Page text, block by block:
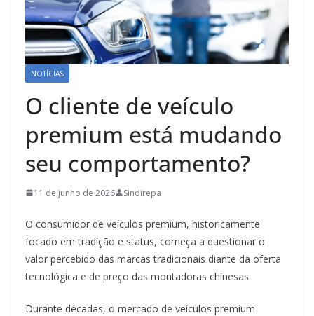
NOTÍCIAS
O cliente de veículo
premium está mudando
seu comportamento?
11 de junho de 2026 Sindirepa
O consumidor de veículos premium, historicamente
focado em tradição e status, começa a questionar o
valor percebido das marcas tradicionais diante da oferta
tecnológica e de preço das montadoras chinesas.
Durante décadas, o mercado de veículos premium